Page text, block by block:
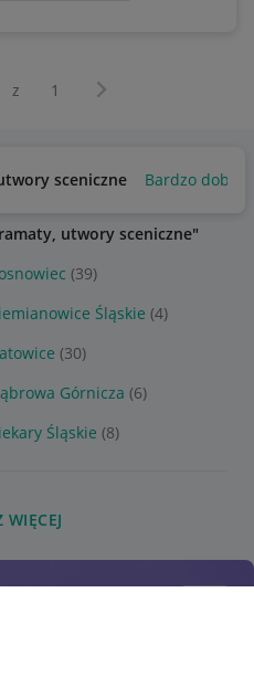
z 1 Następna strona
sceniczne Bardzo dobry
utwory sceniczne"
(39)
Śląskie (4)
(30)
Górnicza (6)
Śląskie (8)
WIĘCEJ